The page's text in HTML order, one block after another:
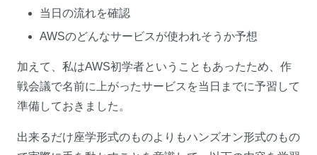
当日の流れを確認
AWSのどんなサービスが使われそうか予想
加えて、私はAWS初学者ということもあったため、作
戦会議で名前に上がったサービスを当日までに予習して
準備しておきました。
出来るだけ座学形式のものよりもハンズオン形式のもの